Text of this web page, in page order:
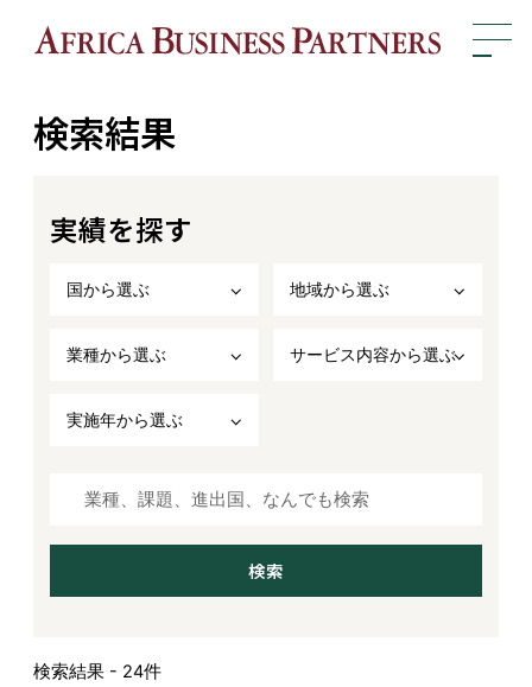
検索結果
実績を探す
国から選ぶ 地域から選ぶ
業種から選ぶ サービス内容から選ぶ
実施年から選ぶ
検索結果 - 24件